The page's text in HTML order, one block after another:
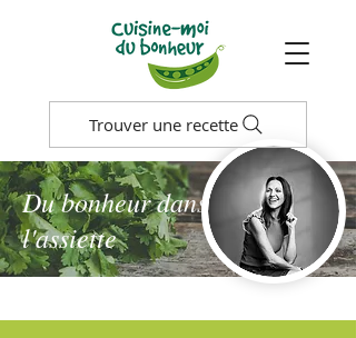
Trouver une recette
Du bonheur dans
l'assiette